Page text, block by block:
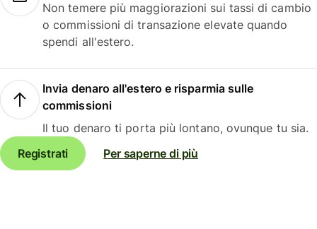
Non temere più maggiorazioni sui tassi di cambio
o commissioni di transazione elevate quando
spendi all'estero.
Invia denaro all'estero e risparmia sulle
commissioni
Il tuo denaro ti porta più lontano, ovunque tu sia.
Registrati
Per saperne di più